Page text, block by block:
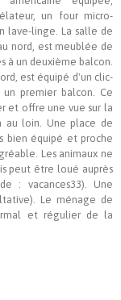
un four micro-
lave-linge. La salle de
nord, est meublée de
à un deuxième balcon.
est équipé d'un clic-
premier balcon. Ce
et offre une vue sur la
au loin. Une place de
bien équipé et proche
Les animaux ne
peut être loué auprès
: vacances33). Une
Le ménage de
et régulier de la